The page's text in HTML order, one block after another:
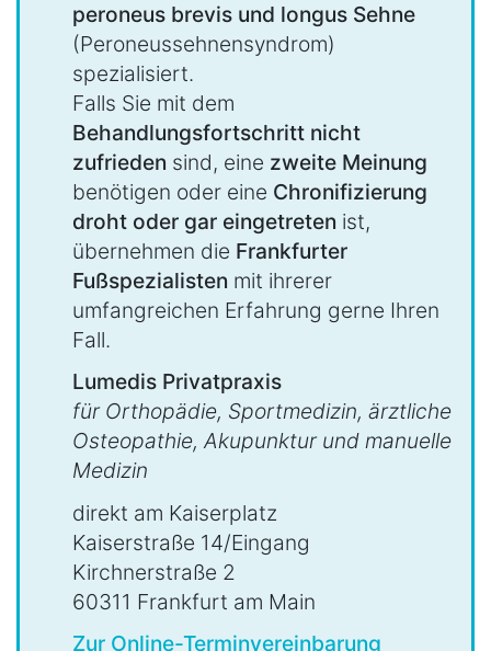
peroneus brevis und longus Sehne
(Peroneussehnensyndrom)
spezialisiert.
Falls Sie mit dem
Behandlungsfortschritt nicht
zufrieden sind, eine zweite Meinung
benötigen oder eine Chronifizierung
droht oder gar eingetreten ist,
übernehmen die Frankfurter
Fußspezialisten mit ihrerer
umfangreichen Erfahrung gerne Ihren
Fall.
Lumedis Privatpraxis
für Orthopädie, Sportmedizin, ärztliche
Osteopathie, Akupunktur und manuelle
Medizin
direkt am Kaiserplatz
Kaiserstraße 14/Eingang
Kirchnerstraße 2
60311 Frankfurt am Main
Zur Online-Terminvereinbarung